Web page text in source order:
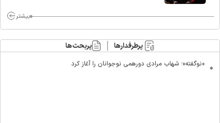
بیشتر
پرطرفدارها پربحث‌ها
«نوگفته»؛ شهاب مرادی دورهمی نوجوانان را آغاز کرد